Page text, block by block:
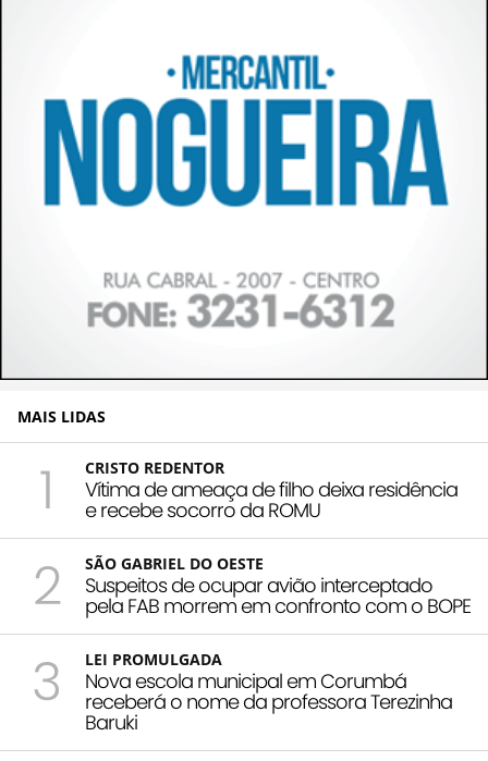
MAIS LIDAS
1 CRISTO REDENTOR
Vítima de ameaça de filho deixa residência
e recebe socorro da ROMU
2 SÃO GABRIEL DO OESTE
Suspeitos de ocupar avião interceptado
pela FAB morrem em confronto com o BOPE
3 LEI PROMULGADA
Nova escola municipal em Corumbá
receberá o nome da professora Terezinha
Baruki